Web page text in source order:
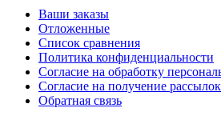
Ваши заказы
Отложенные
Список сравнения
Политика конфиденциальности
Согласие на обработку
Согласие на получение рассылок
Обратная связь